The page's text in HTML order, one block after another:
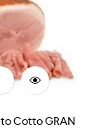
Cotto GRAN